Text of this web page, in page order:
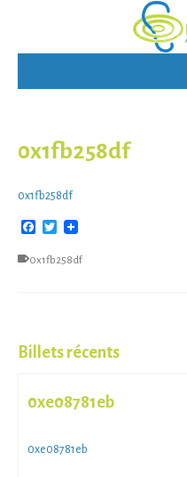
0x1fb258df
0x1fb258df
Facebook
Twitter
0x1fb258df
Billets récents
0xe08781eb
0xe08781eb